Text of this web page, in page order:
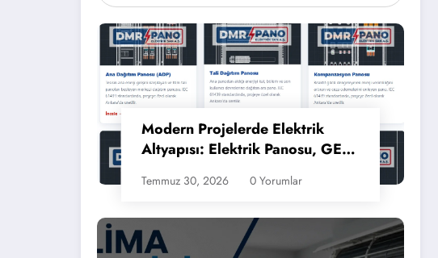
Modern Projelerde Elektrik
Altyapısı: Elektrik Panosu, GES
Temmuz 30, 2026 0 Yorumlar